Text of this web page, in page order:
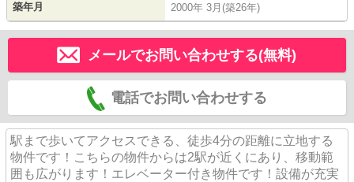
築年月 2000年 3月(築26年)
メールでお問い合わせする(無料)
電話でお問い合わせする
駅まで歩いてアクセスできる、徒歩4分の距離に立地する
物件です！こちらの物件からは2駅が近くにあり、移動範
囲も広がります！エレベーター付き物件です！設備が充実